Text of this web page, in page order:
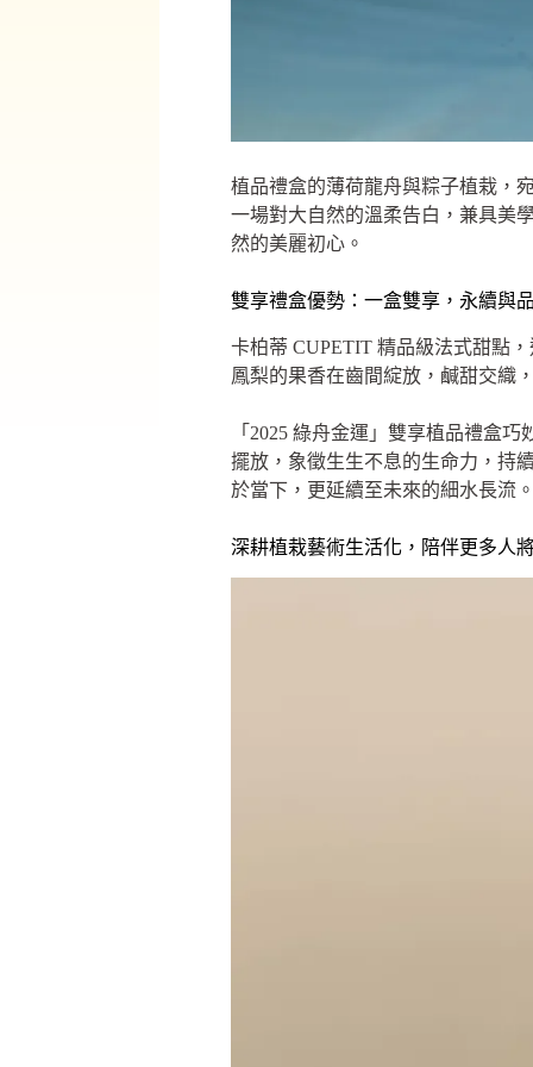
植品禮盒的薄荷龍舟與粽子植栽，
一場對大自然的溫柔告白，兼具美
然的美麗初心。
雙享禮盒優勢：一盒雙享，永續與
卡柏蒂 CUPETIT 精品級法式甜點
鳳梨的果香在齒間綻放，鹹甜交織
「2025 綠舟金運」雙享植品禮盒
擺放，象徵生生不息的生命力，持
於當下，更延續至未來的細水長流
深耕植栽藝術生活化，陪伴更多人